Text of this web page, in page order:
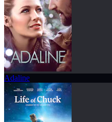
Adaline